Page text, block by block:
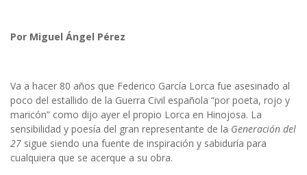
Por Miguel Ángel Pérez
Va a hacer 80 años que Federico García Lorca fue asesinado al
poco del estallido de la Guerra Civil española “por poeta, rojo y
maricón” como dijo ayer el propio Lorca en Hinojosa. La
sensibilidad y poesía del gran representante de la Generación del
27 sigue siendo una fuente de inspiración y sabiduría para
cualquiera que se acerque a su obra.